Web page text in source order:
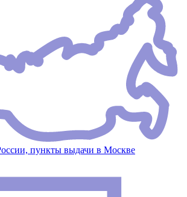
пункты выдачи в Москве